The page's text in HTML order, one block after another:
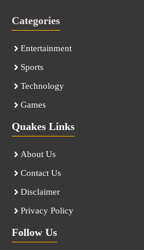
Categories
Entertainment
Sports
Technology
Games
Quakes Links
About Us
Contact Us
Disclaimer
Privacy Policy
Follow Us